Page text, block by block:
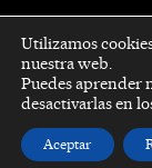
Utilizamos
nuestra web.
Puedes aprender
desactivarlas en
Aceptar